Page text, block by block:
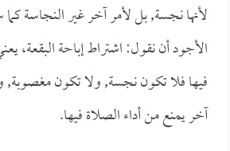
لأنها نجسة, بل لأمر آخر غير النجاسة كما
الأجود أن نقول: اشتراط إباحة البقعة،
فيها فلا تكون نجسة, ولا تكون
آخر يمنع من أداء الصلاة فيها.